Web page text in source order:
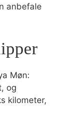
anbefale
Møn:
og
kilometer,